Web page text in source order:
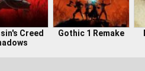
Creed
Gothic 1 Remake